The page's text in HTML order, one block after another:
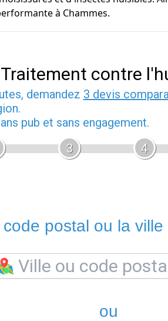
à Chammes.
Traitement contre
demandez 3 devis
pub et sans engagement.
3 4
postal ou la
ou